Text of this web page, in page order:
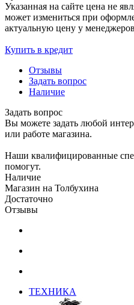
Указанная на сайте цена не
может измениться при
актуальную цену у
Купить в кредит
Отзывы
Задать вопрос
Наличие
Задать вопрос
Вы можете задать любой
или работе магазина.
Наши квалифицированные
помогут.
Наличие
Магазин на Толбухина
Достаточно
Отзывы
ТЕХНИКА